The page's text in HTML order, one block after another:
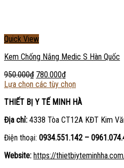
Quick View
Kem Chống Nắng Medic S Hàn Quốc
950.000₫ 780.000₫
Lựa chọn các tùy chọn
THIẾT BỊ Y TẾ MINH HÀ
Địa chỉ: 4338 Tòa CT12A KĐT Kim
Điện thoại: 0934.551.142 –
Website: https://